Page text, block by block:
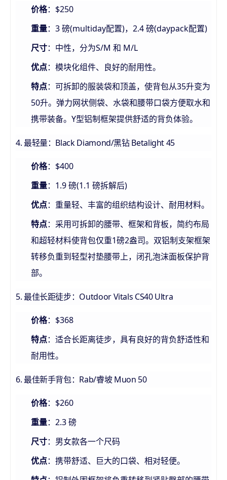
价格：$250
重量：3 磅(multiday配置)，2.4 磅(daypack配置)
尺寸：中性，分为S/M 和 M/L
优点：模块化组件、良好的耐用性。
特点：可拆卸的服装袋和顶盖，使背包从35升变为
50升。弹力网状侧袋、水袋和腰带口袋方便取水和
携带装备。Y型铝制框架提供舒适的背负体验。
4. 最轻量：Black Diamond/黑钻 Betalight 45
价格：$400
重量：1.9 磅(1.1 磅拆解后)
优点：重量轻、丰富的组织结构设计、耐用材料。
特点：采用可拆卸的腰带、框架和背板，简约布局
和超轻材料使背包仅重1磅2盎司。双铝制支架框架
转移负重到轻型衬垫腰带上，闭孔泡沫面板保护背
部。
5. 最佳长距徒步：Outdoor Vitals CS40 Ultra
价格：$368
特点：适合长距离徒步，具有良好的背负舒适性和
耐用性。
6. 最佳新手背包：Rab/睿坡 Muon 50
价格：$260
重量：2.3 磅
尺寸：男女款各一个尺码
优点：携带舒适、巨大的口袋、相对轻便。